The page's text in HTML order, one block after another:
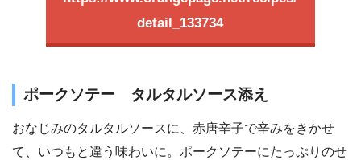
detail_133734
ポークソテー タルタルソース添え
おなじみのタルタルソースに、赤唐辛子で辛みをきかせ
て、いつもと違う味わいに。ポークソテーにたっぷりのせ